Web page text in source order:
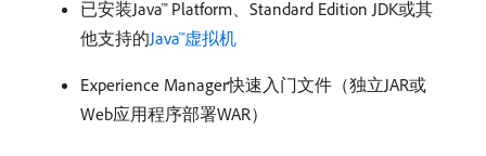
已安装Java™ Platform、Standard Edition JDK或其
他支持的Java™虚拟机
Experience Manager快速入门文件（独立JAR或
Web应用程序部署WAR）